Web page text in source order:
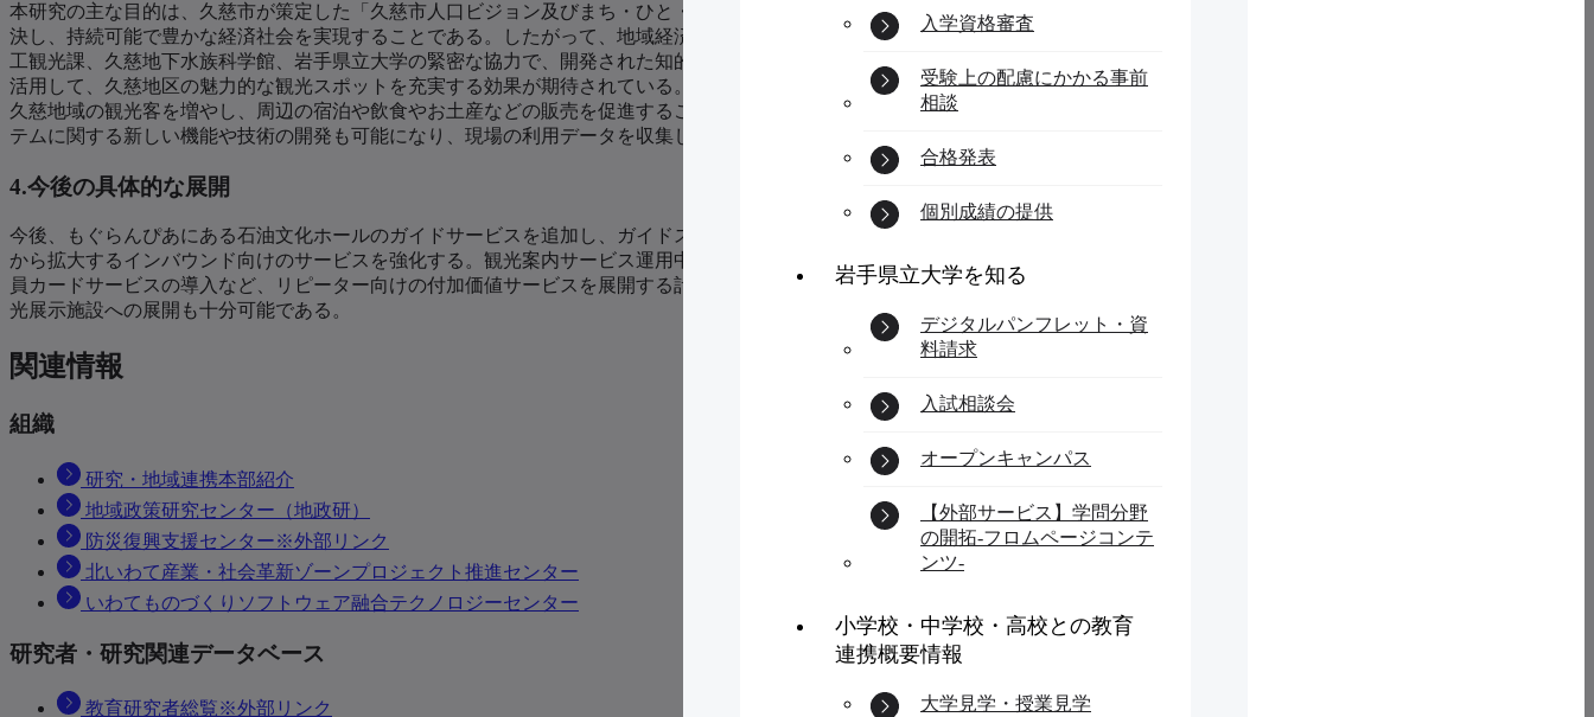
入学資格審査
受験上の配慮にかかる事前
相談
合格発表
個別成績の提供
岩手県立大学を知る
デジタルパンフレット・資
料請求
入試相談会
オープンキャンパス
【外部サービス】学問分野
の開拓-フロムページコンテ
ンツ-
小学校・中学校・高校との教育
連携概要情報
大学見学・授業見学
本研究の主な目的は、久慈市が策定した「久慈市人口ビジョン及びまち・ひと・しごと創生総合戦略」を実現するために、観光作業の振興で久慈市の社会、雇用、そして経済の課題を解
決し、持続可能で豊かな経済社会を実現することである。したがって、地域経済を支える活発な観光産業を育成するために、既存の観光施設の魅力化と活性化は不可欠である。久慈市商
工観光課、久慈地下水族科学館、岩手県立大学の緊密な協力で、開発された知的観光案内システムは、観光展示施設が長年にわたって蓄積してきた展示ノウハウや豊富な実物展示などを
活用して、久慈地区の魅力的な観光スポットを充実する効果が期待されている。更に、本研究で構築されたガイドシステムはそのままで通用運用でき、直ちに観光促進の効果を発揮し、
久慈地域の観光客を増やし、周辺の宿泊や飲食やお土産などの販売を促進することが可能になる。久慈地下水族科学館のガイド開発では、ChatGPTなど新しい技術を活用し、ガイドシス
テムに関する新しい機能や技術の開発も可能になり、現場の利用データを収集し、大学の学術研究も一層促進する。
4.今後の具体的な展開
今後、もぐらんぴあにある石油文化ホールのガイドサービスを追加し、ガイドスポットを約50箇所に拡大する予定である。本研究で構築したシステムと確立した枠組みを活用して、これ
から拡大するインバウンド向けのサービスを強化する。観光案内サービス運用中には、岩手県立大学が定期的に運用状況を確認し、必要なサポートを提供する。また、SNSとの連携や会
員カードサービスの導入など、リピーター向けの付加価値サービスを展開する計画もある。この研究で確立した技術とノウハウ、サービス運用モデルは、久慈地域を含む県内外の他の観
光展示施設への展開も十分可能である。
関連情報
組織
研究・地域連携本部紹介
地域政策研究センター（地政研）
防災復興支援センター※外部リンク
北いわて産業・社会革新ゾーンプロジェクト推進センター
いわてものづくりソフトウェア融合テクノロジーセンター
研究者・研究関連データベース
教育研究者総覧※外部リンク